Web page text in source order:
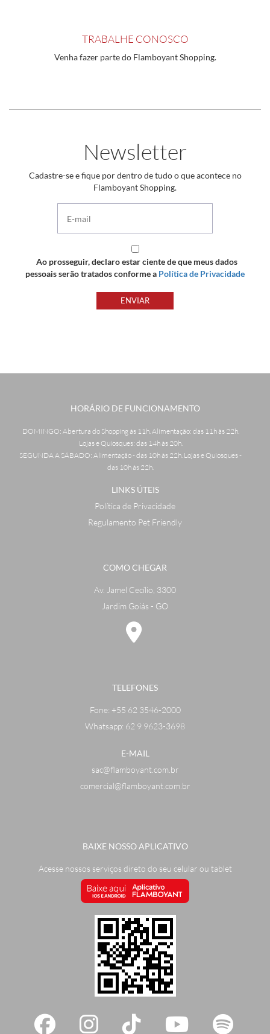
TRABALHE CONOSCO
Venha fazer parte do Flamboyant Shopping.
Newsletter
Cadastre-se e fique por dentro de tudo o que acontece no
Flamboyant Shopping.
Ao prosseguir, declaro estar ciente de que meus dados
pessoais serão tratados conforme a Política de Privacidade
ENVIAR
HORÁRIO DE FUNCIONAMENTO
DOMINGO: Abertura do Shopping às 11h. Alimentação: das 11h às 22h.
Lojas e Quiosques: das 14h às 20h.
SEGUNDA A SÁBADO: Alimentação - das 10h às 22h. Lojas e Quiosques -
das 10h às 22h.
LINKS ÚTEIS
Política de Privacidade
Regulamento Pet Friendly
COMO CHEGAR
Av. Jamel Cecílio, 3300
Jardim Goiás - GO
TELEFONES
Fone: +55 62 3546-2000
Whatsapp: 62 9 9623-3698
E-MAIL
sac@flamboyant.com.br
comercial@flamboyant.com.br
BAIXE NOSSO APLICATIVO
Acesse nossos serviços direto do seu celular ou tablet